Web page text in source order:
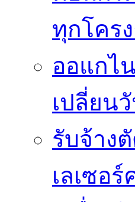
ทุกโคร
ออแกไ
เปลี่ยน
รับจ้าง
เลเซอ